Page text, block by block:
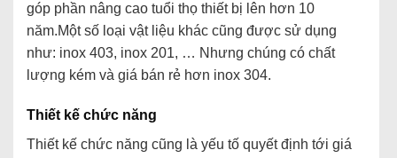
góp phần nâng cao tuổi thọ thiết bị lên hơn 10
năm.Một số loại vật liệu khác cũng được sử dụng
như: inox 403, inox 201, … Nhưng chúng có chất
lượng kém và giá bán rẻ hơn inox 304.
Thiết kế chức năng
Thiết kế chức năng cũng là yếu tố quyết định tới giá